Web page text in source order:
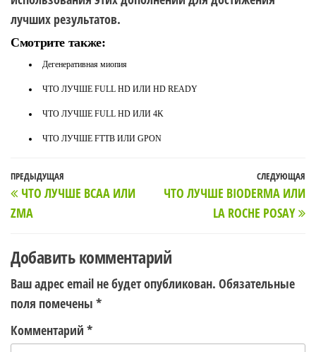
лучших результатов.
Смотрите также:
Дегенеративная миопия
ЧТО ЛУЧШЕ FULL HD ИЛИ HD READY
ЧТО ЛУЧШЕ FULL HD ИЛИ 4K
ЧТО ЛУЧШЕ FTTB ИЛИ GPON
Навигация
по
записям
Предыдущая
запись
ПРЕДЫДУЩАЯ
ЧТО ЛУЧШЕ BCAA ИЛИ
ZMA
СЛЕДУЮЩАЯ
ЧТО ЛУЧШЕ BIODERMA ИЛИ
LA ROCHE POSAY
Добавить комментарий
Ваш адрес email не будет опубликован. Обязательные
поля помечены *
Комментарий *